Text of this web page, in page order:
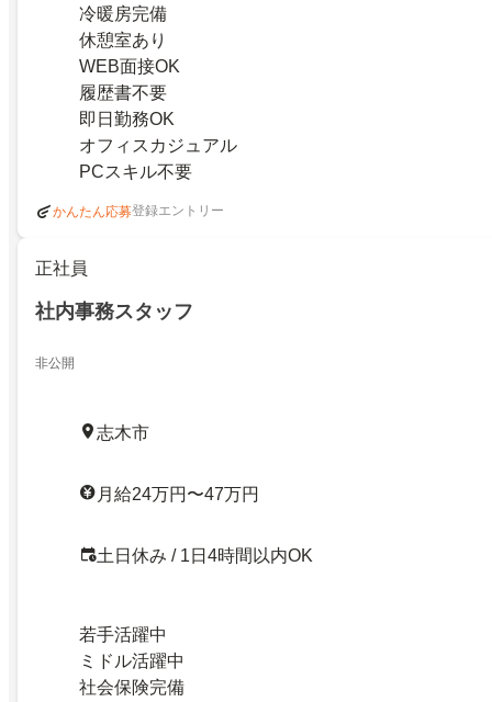
冷暖房完備
休憩室あり
WEB面接OK
履歴書不要
即日勤務OK
オフィスカジュアル
PCスキル不要
かんたん応募登録エントリー
正社員
社内事務スタッフ
非公開
志木市
月給24万円〜47万円
土日休み / 1日4時間以内OK
若手活躍中
ミドル活躍中
社会保険完備